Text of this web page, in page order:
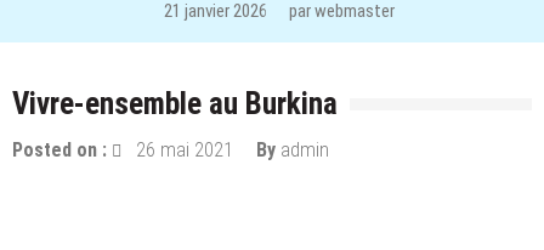
Vivre-ensemble au Burkina
Posted on : 26 mai 2021 By admin